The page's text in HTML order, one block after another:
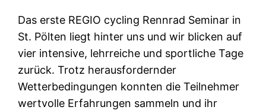
Das erste REGIO cycling Rennrad Seminar in
St. Pölten liegt hinter uns und wir blicken auf
vier intensive, lehrreiche und sportliche Tage
zurück. Trotz herausfordernder
Wetterbedingungen konnten die Teilnehmer
wertvolle Erfahrungen sammeln und ihr